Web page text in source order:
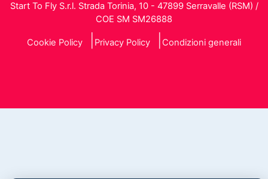
Start To Fly S.r.l. Strada Torinia, 10 - 47899 Serravalle (RSM) /
COE SM SM26888
Cookie Policy Privacy Policy Condizioni generali